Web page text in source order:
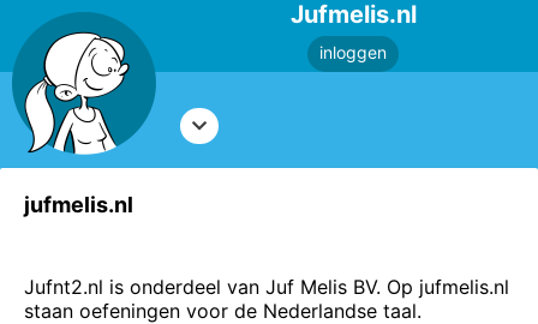
Jufmelis.nl
inloggen
jufmelis.nl
Jufnt2.nl is onderdeel van Juf Melis BV. Op jufmelis.nl
staan oefeningen voor de Nederlandse taal.